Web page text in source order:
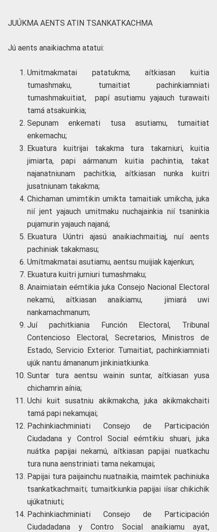
JUÚKMA AENTS ATIN TSANKATKACHMA
Jú aents anaikiachma atatui:
Umitmakmatai patatukma; aítkiasan kuitia
tumashmaku, tumaitiat pachinkiamniati
tumashmakuitiat, papí asutiamu yajauch turawaiti
tamá atsakuinkia;
Sepunam enkemati tusa asutiamu, tumaitiat
enkemachu;
Ekuatura kuitrijai takakma tura takarniuri, kuitia
jimiarta, papi aármanum kuitia pachintia, takat
najanatniunam pachitkia, aítkiasan nunka kuitri
jusatniunam takakma;
Chichaman umimtikin umikta tamaitiak umikcha, juka
nií jent yajauch umitmaku nuchajainkia nií tsaninkia
pujamurin yajauch najaná;
Ekuatura Uúntri ajasú anaikiachmaitiaj, nuí aents
pachiniak takakmasu;
Umítmakmatai asutiamu, aentsu muijiak kajenkun;
Ekuatura kuitri jurniuri tumashmaku;
Anaimiatain eémtikia juka Consejo Nacional Electoral
nekamú, aítkiasan anaikiamu, jimiará uwi
nankamachmanum;
Juí pachitkiania Función Electoral, Tribunal
Contencioso Electoral, Secretarios, Ministros de
Estado, Servicio Exterior. Tumaitiat, pachinkiamniati
ujúk nantu ámananum jinkiniatkiunka.
Suntar tura aentsu wainin suntar, aítkiasan yusa
chichamrin aínia;
Uchi kuit susatniu akikmakcha, juka akikmakchaiti
tamá papi nekamujai;
Pachinkiachminiati Consejo de Participación
Ciudadana y Control Social eémtikiu shuari, juka
nuátka papijai nekamú, aítkiasan papijai nuatkachu
tura nuna aenstriniati tama nekamujai;
Papijai tura paijainchu nuatnaikia, maimtek pachiniuka
tsankatkachmaiti; tumaitkiunkia papijai iísar chikichik
ujúkatniuti;
Pachinkiachminiati Consejo de Participación
Ciudadadana y Contro Social anaíkiamu ayat,